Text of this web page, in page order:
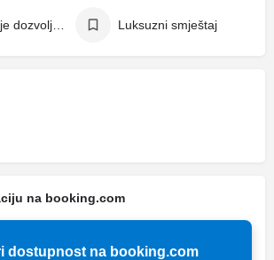
Luksuzni smještaj
na booking.com
dostupnost na booking.com